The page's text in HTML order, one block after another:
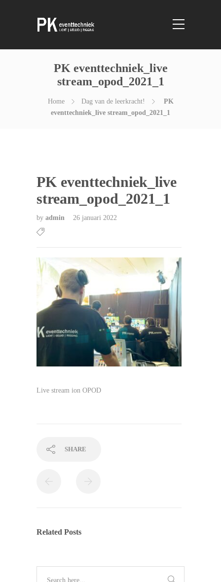
PK eventtechniek_live
stream_opod_2021_1
Home Dag van de leerkracht!
PK
eventtechniek_live stream_opod_2021_1
PK eventtechniek_live
stream_opod_2021_1
by admin 26 januari 2022
Live stream ion OPOD
SHARE
Related Posts